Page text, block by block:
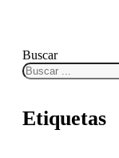
Buscar
Etiquetas